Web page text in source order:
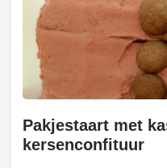
Pakjestaart met
kersenconfituur